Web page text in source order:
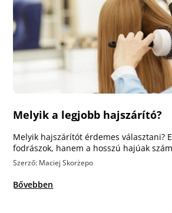
Melyik a legjobb hajszárító?
Melyik hajszárítót érdemes választani?
fodrászok, hanem a hosszú hajúak
Szerző: Maciej Skorżepo
Bővebben